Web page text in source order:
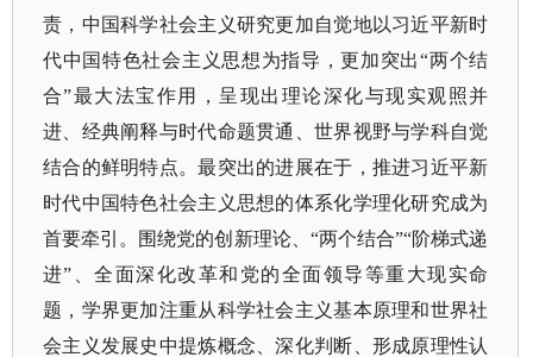
责，中国科学社会主义研究更加自觉地以习近平新时
代中国特色社会主义思想为指导，更加突出“两个结
合”最大法宝作用，呈现出理论深化与现实观照并
进、经典阐释与时代命题贯通、世界视野与学科自觉
结合的鲜明特点。最突出的进展在于，推进习近平新
时代中国特色社会主义思想的体系化学理化研究成为
首要牵引。围绕党的创新理论、“两个结合”“阶梯式递
进”、全面深化改革和党的全面领导等重大现实命
题，学界更加注重从科学社会主义基本原理和世界社
会主义发展史中提炼概念、深化判断、形成原理性认